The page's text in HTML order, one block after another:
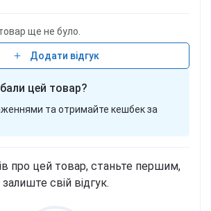
ще не було.
Додати відгук
цей товар?
та отримайте кешбек за
про цей товар, станьте першим,
залиште свій відгук.